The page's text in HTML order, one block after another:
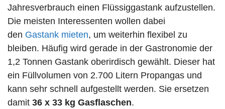
Jahresverbrauch einen Flüssiggastank aufzustellen.
Die meisten Interessenten wollen dabei
den Gastank mieten, um weiterhin flexibel zu
bleiben. Häufig wird gerade in der Gastronomie der
1,2 Tonnen Gastank oberirdisch gewählt. Dieser hat
ein Füllvolumen von 2.700 Litern Propangas und
kann sehr schnell aufgestellt werden. Sie ersetzen
damit 36 x 33 kg Gasflaschen.